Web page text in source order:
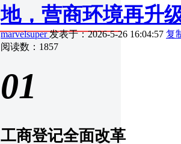
地，营商环境再升
marvelsuper发表于：2026-5-26 16:04:57 复
阅读数：1857
01
工商登记全面改革